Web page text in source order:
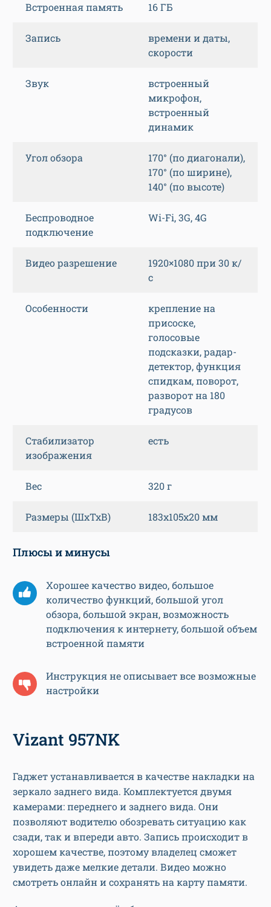
Встроенная память 16 ГБ
Запись
времени и даты,
скорости
Звук
встроенный
микрофон,
встроенный
динамик
Угол обзора
170° (по диагонали),
170° (по ширине),
140° (по высоте)
Беспроводное
подключение
Wi-Fi, 3G, 4G
Видео разрешение
1920×1080 при 30 к/
с
Особенности
крепление на
присоске,
голосовые
подсказки, радар-
детектор, функция
спидкам, поворот,
разворот на 180
градусов
Стабилизатор
изображения
есть
Вес 320 г
Размеры (ШхТхВ) 183x105x20 мм
Плюсы и минусы
Хорошее качество видео, большое
количество функций, большой угол
обзора, большой экран, возможность
подключения к интернету, большой объем
встроенной памяти
Инструкция не описывает все возможные
настройки
Vizant 957NK
Гаджет устанавливается в качестве накладки на
зеркало заднего вида. Комплектуется двумя
камерами: переднего и заднего вида. Они
позволяют водителю обозревать ситуацию как
сзади, так и впереди авто. Запись происходит в
хорошем качестве, поэтому владелец сможет
увидеть даже мелкие детали. Видео можно
смотреть онлайн и сохранять на карту памяти.